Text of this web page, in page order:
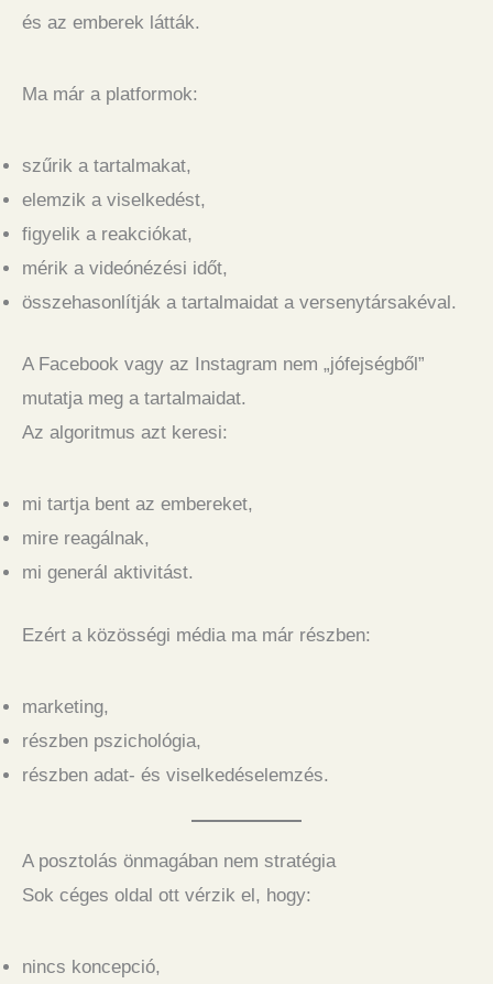
és az emberek látták.
Ma már a platformok:
szűrik a tartalmakat,
elemzik a viselkedést,
figyelik a reakciókat,
mérik a videónézési időt,
összehasonlítják a tartalmaidat a versenytársakéval.
A Facebook vagy az Instagram nem „jófejségből”
mutatja meg a tartalmaidat.
Az algoritmus azt keresi:
mi tartja bent az embereket,
mire reagálnak,
mi generál aktivitást.
Ezért a közösségi média ma már részben:
marketing,
részben pszichológia,
részben adat- és viselkedéselemzés.
A posztolás önmagában nem stratégia
Sok céges oldal ott vérzik el, hogy:
nincs koncepció,